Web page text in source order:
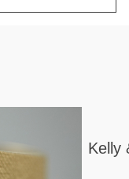
Kelly